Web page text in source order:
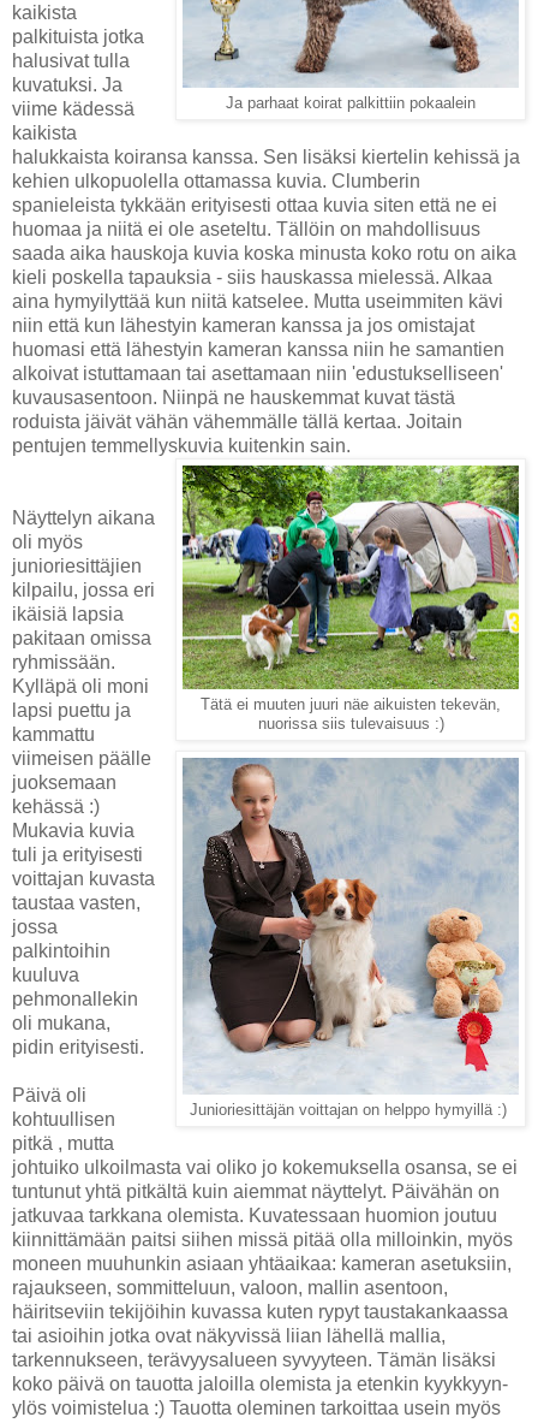
Ja parhaat koirat palkittiin pokaalein
kaikista
palkituista jotka
halusivat tulla
kuvatuksi. Ja
viime kädessä
kaikista
halukkaista koiransa kanssa. Sen lisäksi kiertelin kehissä ja
kehien ulkopuolella ottamassa kuvia. Clumberin
spanieleista tykkään erityisesti ottaa kuvia siten että ne ei
huomaa ja niitä ei ole aseteltu. Tällöin on mahdollisuus
saada aika hauskoja kuvia koska minusta koko rotu on aika
kieli poskella tapauksia - siis hauskassa mielessä. Alkaa
aina hymyilyttää kun niitä katselee. Mutta useimmiten kävi
niin että kun lähestyin kameran kanssa ja jos omistajat
huomasi että lähestyin kameran kanssa niin he samantien
alkoivat istuttamaan tai asettamaan niin 'edustukselliseen'
kuvausasentoon. Niinpä ne hauskemmat kuvat tästä
roduista jäivät vähän vähemmälle tällä kertaa. Joitain
pentujen temmellyskuvia kuitenkin sain.
Tätä ei muuten juuri näe aikuisten tekevän,
nuorissa siis tulevaisuus :)
Junioriesittäjän voittajan on helppo hymyillä :)
Näyttelyn aikana
oli myös
junioriesittäjien
kilpailu, jossa eri
ikäisiä lapsia
pakitaan omissa
ryhmissään.
Kylläpä oli moni
lapsi puettu ja
kammattu
viimeisen päälle
juoksemaan
kehässä :)
Mukavia kuvia
tuli ja erityisesti
voittajan kuvasta
taustaa vasten,
jossa
palkintoihin
kuuluva
pehmonallekin
oli mukana,
pidin erityisesti.
Päivä oli
kohtuullisen
pitkä , mutta
johtuiko ulkoilmasta vai oliko jo kokemuksella osansa, se ei
tuntunut yhtä pitkältä kuin aiemmat näyttelyt. Päivähän on
jatkuvaa tarkkana olemista. Kuvatessaan huomion joutuu
kiinnittämään paitsi siihen missä pitää olla milloinkin, myös
moneen muuhunkin asiaan yhtäaikaa: kameran asetuksiin,
rajaukseen, sommitteluun, valoon, mallin asentoon,
häiritseviin tekijöihin kuvassa kuten rypyt taustakankaassa
tai asioihin jotka ovat näkyvissä liian lähellä mallia,
tarkennukseen, terävyysalueen syvyyteen. Tämän lisäksi
koko päivä on tauotta jaloilla olemista ja etenkin kyykkyyn-
ylös voimistelua :) Tauotta oleminen tarkoittaa usein myös